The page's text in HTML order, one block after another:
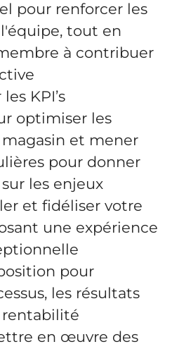
pour renforcer les
tout en
à contribuer
KPI’s
optimiser les
et mener
pour donner
les enjeux
et fidéliser votre
une expérience
pour
les résultats
rentabilité
en œuvre des